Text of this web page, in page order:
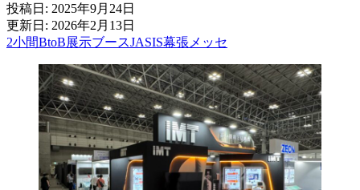
投稿日: 2025年9月24日
更新日: 2026年2月13日
2小間BtoB展示ブースJASIS幕張メッセ